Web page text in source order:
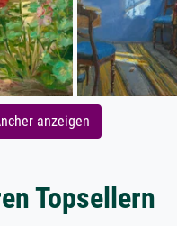
anzeigen
Topsellern